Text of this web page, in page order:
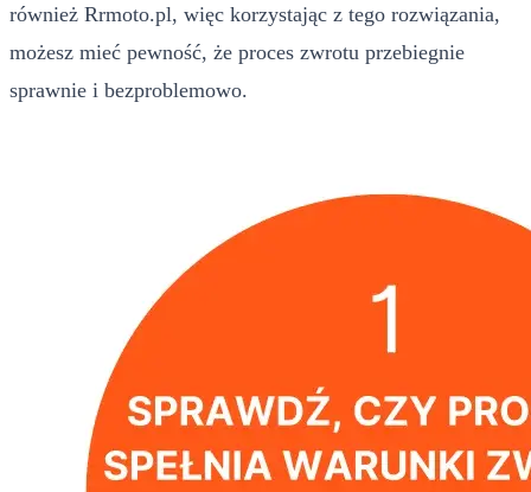
również Rrmoto.pl, więc korzystając z tego rozwiązania,
możesz mieć pewność, że proces zwrotu przebiegnie
sprawnie i bezproblemowo.